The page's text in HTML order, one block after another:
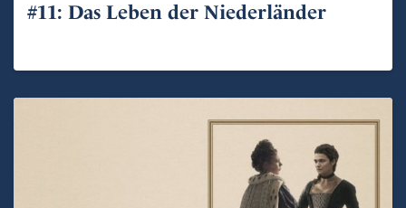
#11: Das Leben der Niederländer